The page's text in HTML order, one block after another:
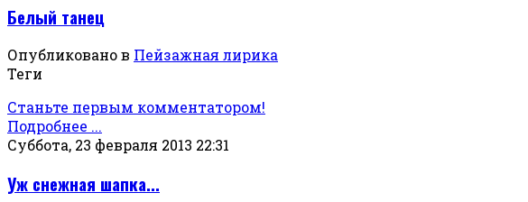
Белый танец
Опубликовано в Пейзажная лирика
Теги
Станьте первым комментатором!
Подробнее ...
Суббота, 23 февраля 2013 22:31
Уж снежная шапка...